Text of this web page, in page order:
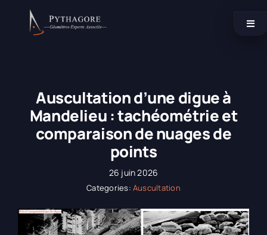
contenu
Nos agences
Auscultation d’une digue à
Mandelieu : tachéométrie et
comparaison de nuages de
points
26 juin 2026
Categories: Auscultation